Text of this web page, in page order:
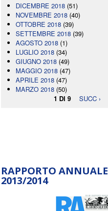
DICEMBRE 2018 (51)
NOVEMBRE 2018 (40)
OTTOBRE 2018 (39)
SETTEMBRE 2018 (39)
AGOSTO 2018 (1)
LUGLIO 2018 (34)
GIUGNO 2018 (49)
MAGGIO 2018 (47)
APRILE 2018 (47)
MARZO 2018 (50)
1 DI 9
SUCC ›
RAPPORTO ANNUALE
2013/2014